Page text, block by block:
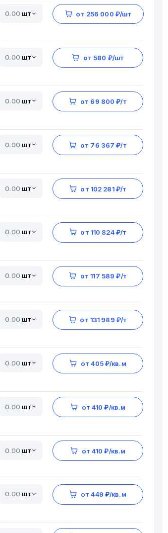
шт от 256 000 ₽/шт
шт от 580 ₽/шт
шт от 69 800 ₽/т
шт от 76 367 ₽/т
шт от 102 281 ₽/т
шт от 110 824 ₽/т
шт от 117 589 ₽/т
шт от 131 989 ₽/т
шт от 405 ₽/кв.м
шт от 410 ₽/кв.м
шт от 410 ₽/кв.м
шт от 449 ₽/кв.м